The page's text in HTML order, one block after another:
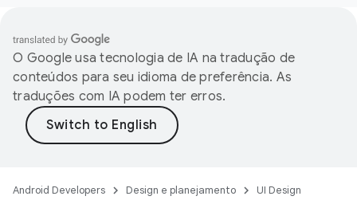
O Google usa tecnologia de IA na tradução de
conteúdos para seu idioma de preferência. As
traduções com IA podem ter erros.
Android Developers Design e planejamento
UI Design